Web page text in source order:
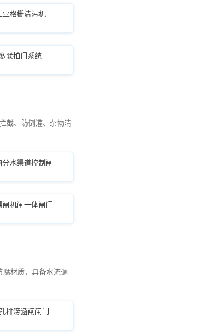
业格栅清污机
联拍门系统
截、防倒灌、杂物清
水渠道控制闸
机闸一体闸门
材质，具备水流调
排涝涵闸闸门